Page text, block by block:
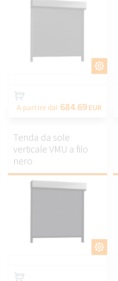
A partire dal 684.69 EUR
Tenda da sole
verticale VMU a filo
nero